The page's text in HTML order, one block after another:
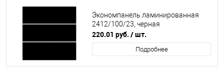
Экономпанель ламинированная
2412/100/23, черная
220.01 руб. / шт.
Подробнее